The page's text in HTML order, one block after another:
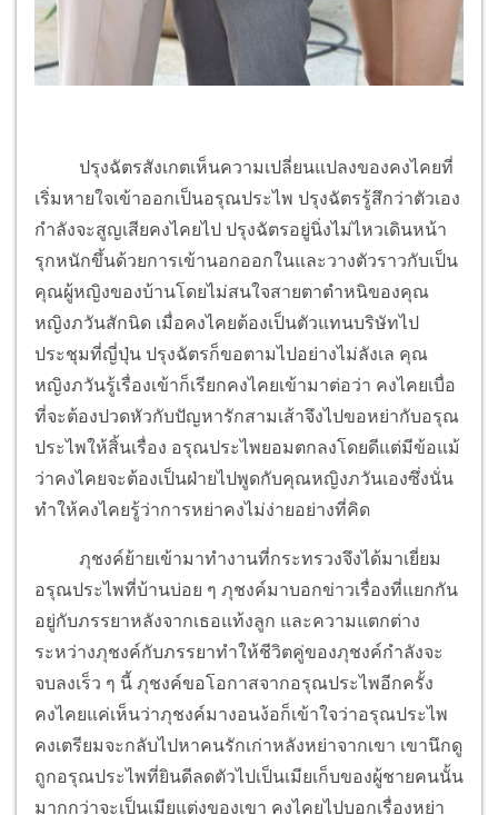
ปรุงฉัตรสังเกตเห็นความเปลี่ยนแปลงของคงไคยที่
เริ่มหายใจเข้าออกเป็นอรุณประไพ ปรุงฉัตรรู้สึกว่าตัวเอง
กำลังจะสูญเสียคงไคยไป ปรุงฉัตรอยู่นิ่งไม่ไหวเดินหน้า
รุกหนักขึ้นด้วยการเข้านอกออกในและวางตัวราวกับเป็น
คุณผู้หญิงของบ้านโดยไม่สนใจสายตาตำหนิของคุณ
หญิงภวันสักนิด เมื่อคงไคยต้องเป็นตัวแทนบริษัทไป
ประชุมที่ญี่ปุ่น ปรุงฉัตรก็ขอตามไปอย่างไม่ลังเล คุณ
หญิงภวันรู้เรื่องเข้าก็เรียกคงไคยเข้ามาต่อว่า คงไคยเบื่อ
ที่จะต้องปวดหัวกับปัญหารักสามเส้าจึงไปขอหย่ากับอรุณ
ประไพให้สิ้นเรื่อง อรุณประไพยอมตกลงโดยดีแต่มีข้อแม้
ว่าคงไคยจะต้องเป็นฝ่ายไปพูดกับคุณหญิงภวันเองซึ่งนั่น
ทำให้คงไคยรู้ว่าการหย่าคงไม่ง่ายอย่างที่คิด
ภุชงค์ย้ายเข้ามาทำงานที่กระทรวงจึงได้มาเยี่ยม
อรุณประไพที่บ้านบ่อย ๆ ภุชงค์มาบอกข่าวเรื่องที่แยกกัน
อยู่กับภรรยาหลังจากเธอแท้งลูก และความแตกต่าง
ระหว่างภุชงค์กับภรรยาทำให้ชีวิตคู่ของภุชงค์กำลังจะ
จบลงเร็ว ๆ นี้ ภุชงค์ขอโอกาสจากอรุณประไพอีกครั้ง
คงไคยแค่เห็นว่าภุชงค์มางอนง้อก็เข้าใจว่าอรุณประไพ
คงเตรียมจะกลับไปหาคนรักเก่าหลังหย่าจากเขา เขานึกดู
ถูกอรุณประไพที่ยินดีลดตัวไปเป็นเมียเก็บของผู้ชายคนนั้น
มากกว่าจะเป็นเมียแต่งของเขา คงไคยไปบอกเรื่องหย่า